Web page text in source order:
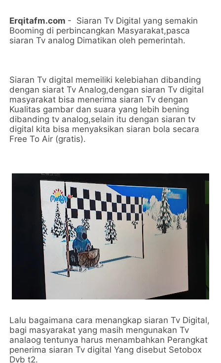
Erqitafm.com - Siaran Tv Digital yang semakin
Booming di perbincangkan Masyarakat,pasca
siaran Tv analog Dimatikan oleh pemerintah.
Siaran Tv digital memeiliki kelebiahan dibanding
dengan siarat Tv Analog,dengan siaran Tv digital
masyarakat bisa menerima siaran Tv dengan
Kualitas gambar dan suara yang lebih bening
dibanding tv analog,selain itu dengan siaran tv
digital kita bisa menyaksikan siaran bola secara
Free To Air (gratis).
Lalu bagaimana cara menangkap siaran Tv Digital,
bagi masyarakat yang masih mengunakan Tv
analaog tentunya harus menambahkan Perangkat
penerima siaran Tv digital Yang disebut Setobox
Dvb t2.